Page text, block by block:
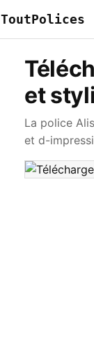
ToutPolices
et
La police
et d-